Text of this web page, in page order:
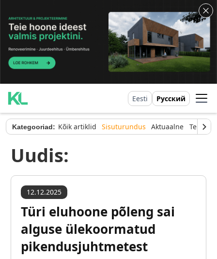
Eesti Русский
Kategooriad: Kõik artiklid Sisuturundus Aktuaalne
Uudis:
12.12.2025
Türi eluhoone põleng sai
alguse ülekoormatud
pikendusjuhtmetest